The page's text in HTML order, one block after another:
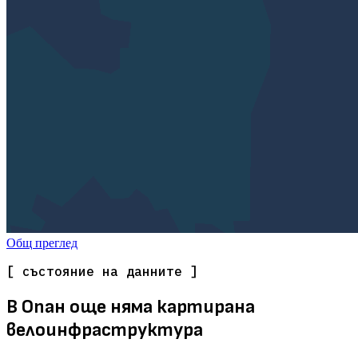
Общ преглед
[ състояние на данните ]
В Опан още няма картирана
велоинфраструктура